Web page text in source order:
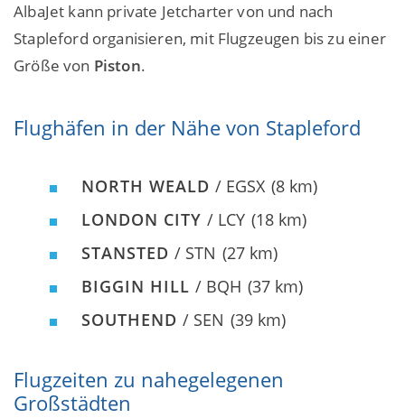
AlbaJet kann private Jetcharter von und nach
Stapleford organisieren, mit Flugzeugen bis zu einer
Größe von Piston.
Flughäfen in der Nähe von Stapleford
NORTH WEALD / EGSX (8 km)
LONDON CITY / LCY (18 km)
STANSTED / STN (27 km)
BIGGIN HILL / BQH (37 km)
SOUTHEND / SEN (39 km)
Flugzeiten zu nahegelegenen
Großstädten